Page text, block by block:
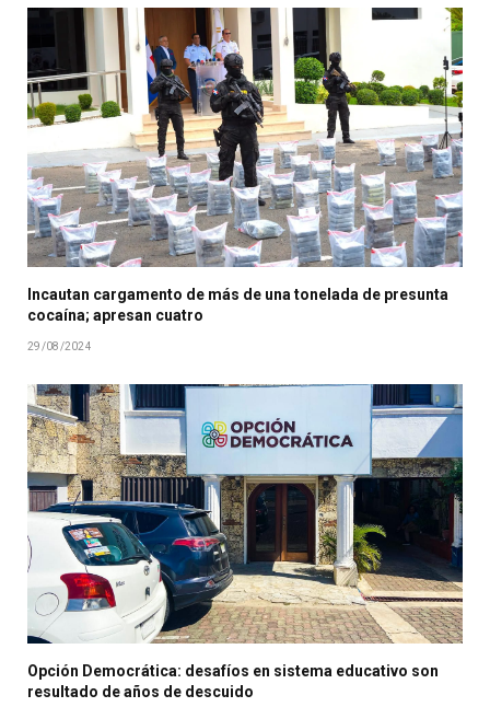
Incautan cargamento de más de una tonelada de presunta
cocaína; apresan cuatro
29/08/2024
Opción Democrática: desafíos en sistema educativo son
resultado de años de descuido